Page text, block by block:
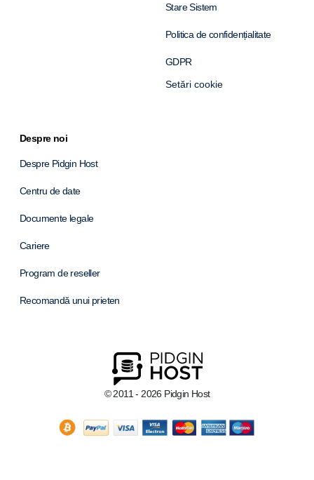
Stare Sistem
Politica de confidențialitate
GDPR
Setări cookie
Despre noi
Despre Pidgin Host
Centru de date
Documente legale
Cariere
Program de reseller
Recomandă unui prieten
© 2011 - 2026 Pidgin Host